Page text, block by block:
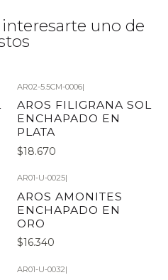
uno de
AR02-5.5CM-0006|
AROS FILIGRANA SOL
ENCHAPADO EN
PLATA
$18.670
AR01-U-0025|
AROS AMONITES
ENCHAPADO EN
ORO
$16.340
AR01-U-0032|